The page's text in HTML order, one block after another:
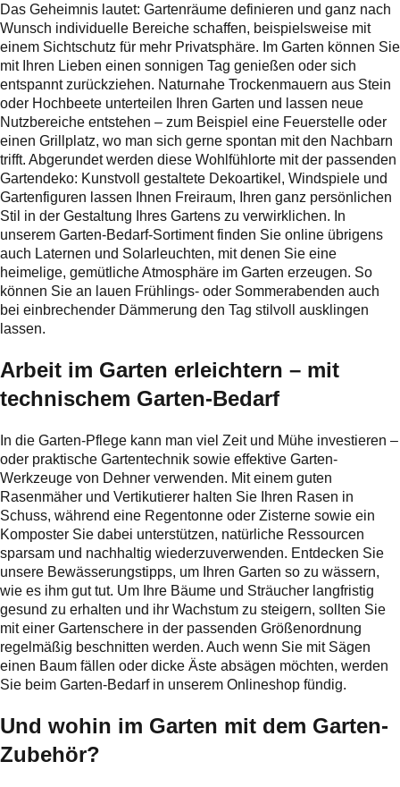
Das Geheimnis lautet: Gartenräume definieren und ganz nach
Wunsch individuelle Bereiche schaffen, beispielsweise mit
einem Sichtschutz für mehr Privatsphäre. Im Garten können Sie
mit Ihren Lieben einen sonnigen Tag genießen oder sich
entspannt zurückziehen. Naturnahe Trockenmauern aus Stein
oder Hochbeete unterteilen Ihren Garten und lassen neue
Nutzbereiche entstehen – zum Beispiel eine Feuerstelle oder
einen Grillplatz, wo man sich gerne spontan mit den Nachbarn
trifft. Abgerundet werden diese Wohlfühlorte mit der passenden
Gartendeko: Kunstvoll gestaltete Dekoartikel, Windspiele und
Gartenfiguren lassen Ihnen Freiraum, Ihren ganz persönlichen
Stil in der Gestaltung Ihres Gartens zu verwirklichen. In
unserem Garten-Bedarf-Sortiment finden Sie online übrigens
auch Laternen und Solarleuchten, mit denen Sie eine
heimelige, gemütliche Atmosphäre im Garten erzeugen. So
können Sie an lauen Frühlings- oder Sommerabenden auch
bei einbrechender Dämmerung den Tag stilvoll ausklingen
lassen.
Arbeit im Garten erleichtern – mit
technischem Garten-Bedarf
In die Garten-Pflege kann man viel Zeit und Mühe investieren –
oder praktische Gartentechnik sowie effektive Garten-
Werkzeuge von Dehner verwenden. Mit einem guten
Rasenmäher und Vertikutierer halten Sie Ihren Rasen in
Schuss, während eine Regentonne oder Zisterne sowie ein
Komposter Sie dabei unterstützen, natürliche Ressourcen
sparsam und nachhaltig wiederzuverwenden. Entdecken Sie
unsere Bewässerungstipps, um Ihren Garten so zu wässern,
wie es ihm gut tut. Um Ihre Bäume und Sträucher langfristig
gesund zu erhalten und ihr Wachstum zu steigern, sollten Sie
mit einer Gartenschere in der passenden Größenordnung
regelmäßig beschnitten werden. Auch wenn Sie mit Sägen
einen Baum fällen oder dicke Äste absägen möchten, werden
Sie beim Garten-Bedarf in unserem Onlineshop fündig.
Und wohin im Garten mit dem Garten-
Zubehör?